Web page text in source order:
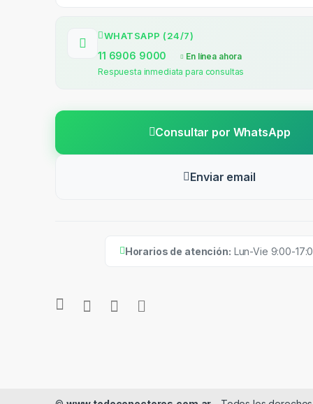
WHATSAPP (24/7)
11 6906 9000
En línea ahora
Respuesta inmediata para consultas
Consultar por WhatsApp
Enviar email
Horarios de atención: Lun-Vie 9:00-